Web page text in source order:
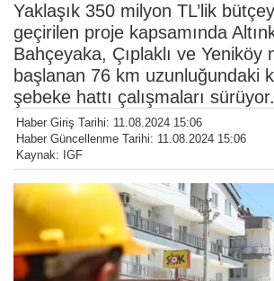
Yaklaşık 350 milyon TL’lik
geçirilen proje kapsamında
Bahçeyaka, Çıplaklı ve Yeniköy
başlanan 76 km uzunluğundaki
şebeke hattı çalışmaları sürüyor.
Haber Giriş Tarihi: 11.08.2024 15:06
Haber Güncellenme Tarihi: 11.08.2024 15:06
Kaynak: IGF